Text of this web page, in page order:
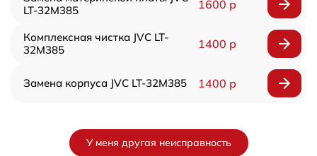
LT-32M385
1600 р
Комплексная чистка JVC LT-
32M385
1400 р
Замена корпуса JVC LT-32M385 1400 р
У меня другая неисправность